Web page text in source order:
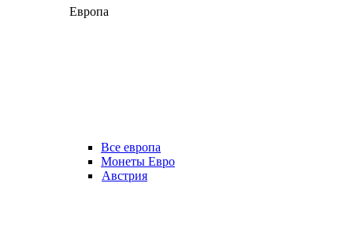
Европа
Все европа
Монеты Евро
Австрия